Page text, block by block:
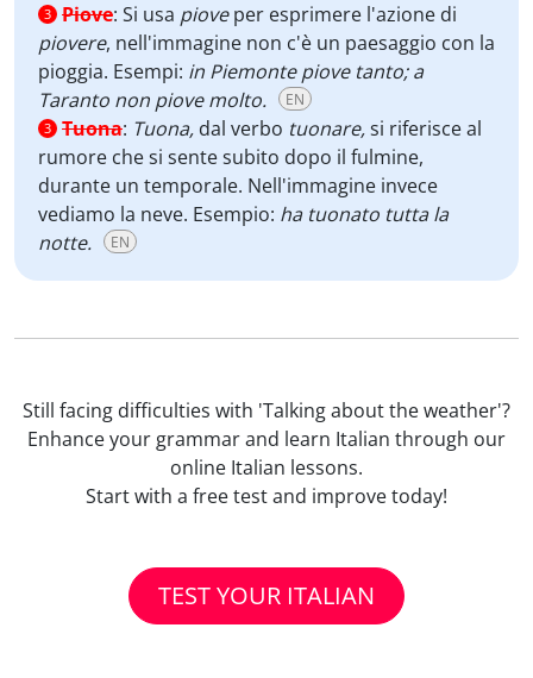
3 Piove: Si usa pioveper esprimere l'azione di
piovere, nell'immagine non c'è un paesaggio con la
pioggia. Esempi: in Piemonte piove tanto; a
Taranto non piove molto.
EN
3 Tuona: Tuona, dal verbo tuonare,si riferisce al
rumore che si sente subito dopo il fulmine,
durante un temporale. Nell'immagine invece
vediamo la neve. Esempio: ha tuonato tutta la
notte.
EN
Still facing difficulties with 'Talking about the weather'?
Enhance your grammar and learn Italian through our
online Italian lessons.
Start with a free test and improve today!
TEST YOUR ITALIAN